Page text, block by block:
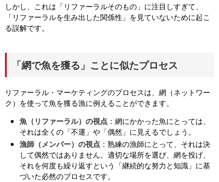
しかし、これは「リファーラルそのもの」に注目しすぎて、
「リファーラルを生み出した関係性」を見ていないために起こ
る誤解です。
「網で魚を獲る」ことに似たプロセス
リファーラル・マーケティングのプロセスは、網（ネットワー
ク）を使って魚を獲る漁に例えることができます。
魚（リファーラル）の視点 ：網にかかった魚にとっては、
それは全くの「不運」や「偶然」に見えるでしょう。
漁師（メンバー）の視点 ：熟練の漁師にとって、それは決
して偶然ではありません。適切な場所を選び、網を投げ、
それを何度も繰り返すという「継続的な努力と知識」に基
づいた必然のプロセスです。